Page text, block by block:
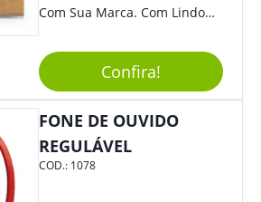
Com Sua Marca. Com Lindo
Para Diversas Ocasiões.
Perfeito, Não É?!
Confira!
FONE DE OUVIDO
REGULÁVEL
COD.: 1078